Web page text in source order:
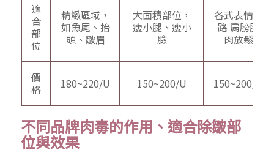
適
合
部
位
精緻區域，
如魚尾、抬
頭、皺眉
大面積部位，
瘦小腿、瘦小
臉
各式表情紋
路 肩膀肌
肉放鬆
價
格
180~220/U 150~200/U 150~200/U
不同品牌肉毒的作用、適合除皺部
位與效果